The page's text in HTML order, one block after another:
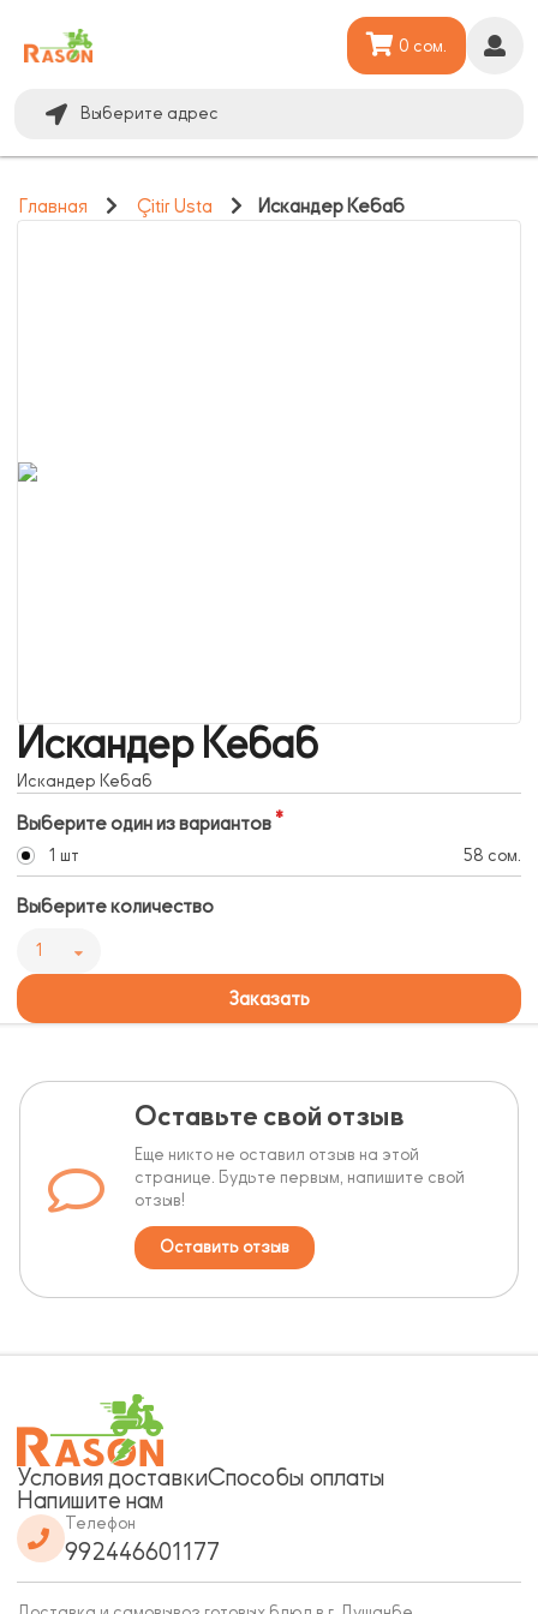
Выберите адрес
0 сом.
Главная Çitir Usta Искандер Кебаб
Искандер Кебаб
Искандер Кебаб
Выберите один из вариантов
1 шт 58 сом.
Выберите количество
1
Заказать
Оставьте свой отзыв
Еще никто не оставил отзыв на этой
странице. Будьте первым, напишите свой
отзыв!
Оставить отзыв
Условия доставкиСпособы оплаты
Напишите нам
Телефон
992446601177